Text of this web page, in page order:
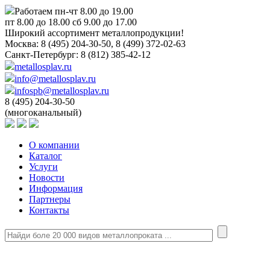
Работаем пн-чт 8.00 до 19.00
пт 8.00 до 18.00 сб 9.00 до 17.00
Широкий ассортимент металлопродукции!
Москва: 8 (495) 204-30-50, 8 (499) 372-02-63
Санкт-Петербург: 8 (812) 385-42-12
metallosplav.ru
info@metallosplav.ru
infospb@metallosplav.ru
8 (495) 204-30-50
(многоканальный)
О компании
Каталог
Услуги
Новости
Информация
Партнеры
Контакты